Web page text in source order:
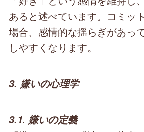
あると述べています。コミッ
場合、感情的な揺らぎがあっ
しやすくなります。
3. 嫌いの心理学
3.1. 嫌いの定義